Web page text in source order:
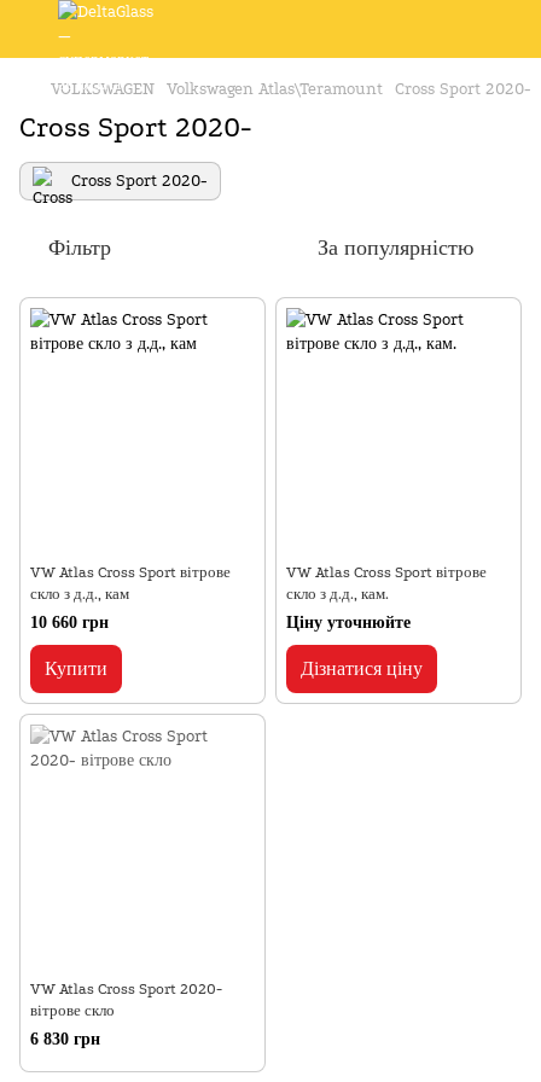
VOLKSWAGEN Volkswagen Atlas\Teramount Cross Sport 2020-
Cross Sport 2020-
Cross Sport 2020-
Фільтр За популярністю
VW Atlas Cross Sport вітрове
скло з д.д., кам
10 660 грн
Купити
VW Atlas Cross Sport вітрове
скло з д.д., кам.
Ціну уточнюйте
Дізнатися ціну
VW Atlas Cross Sport 2020-
вітрове скло
6 830 грн